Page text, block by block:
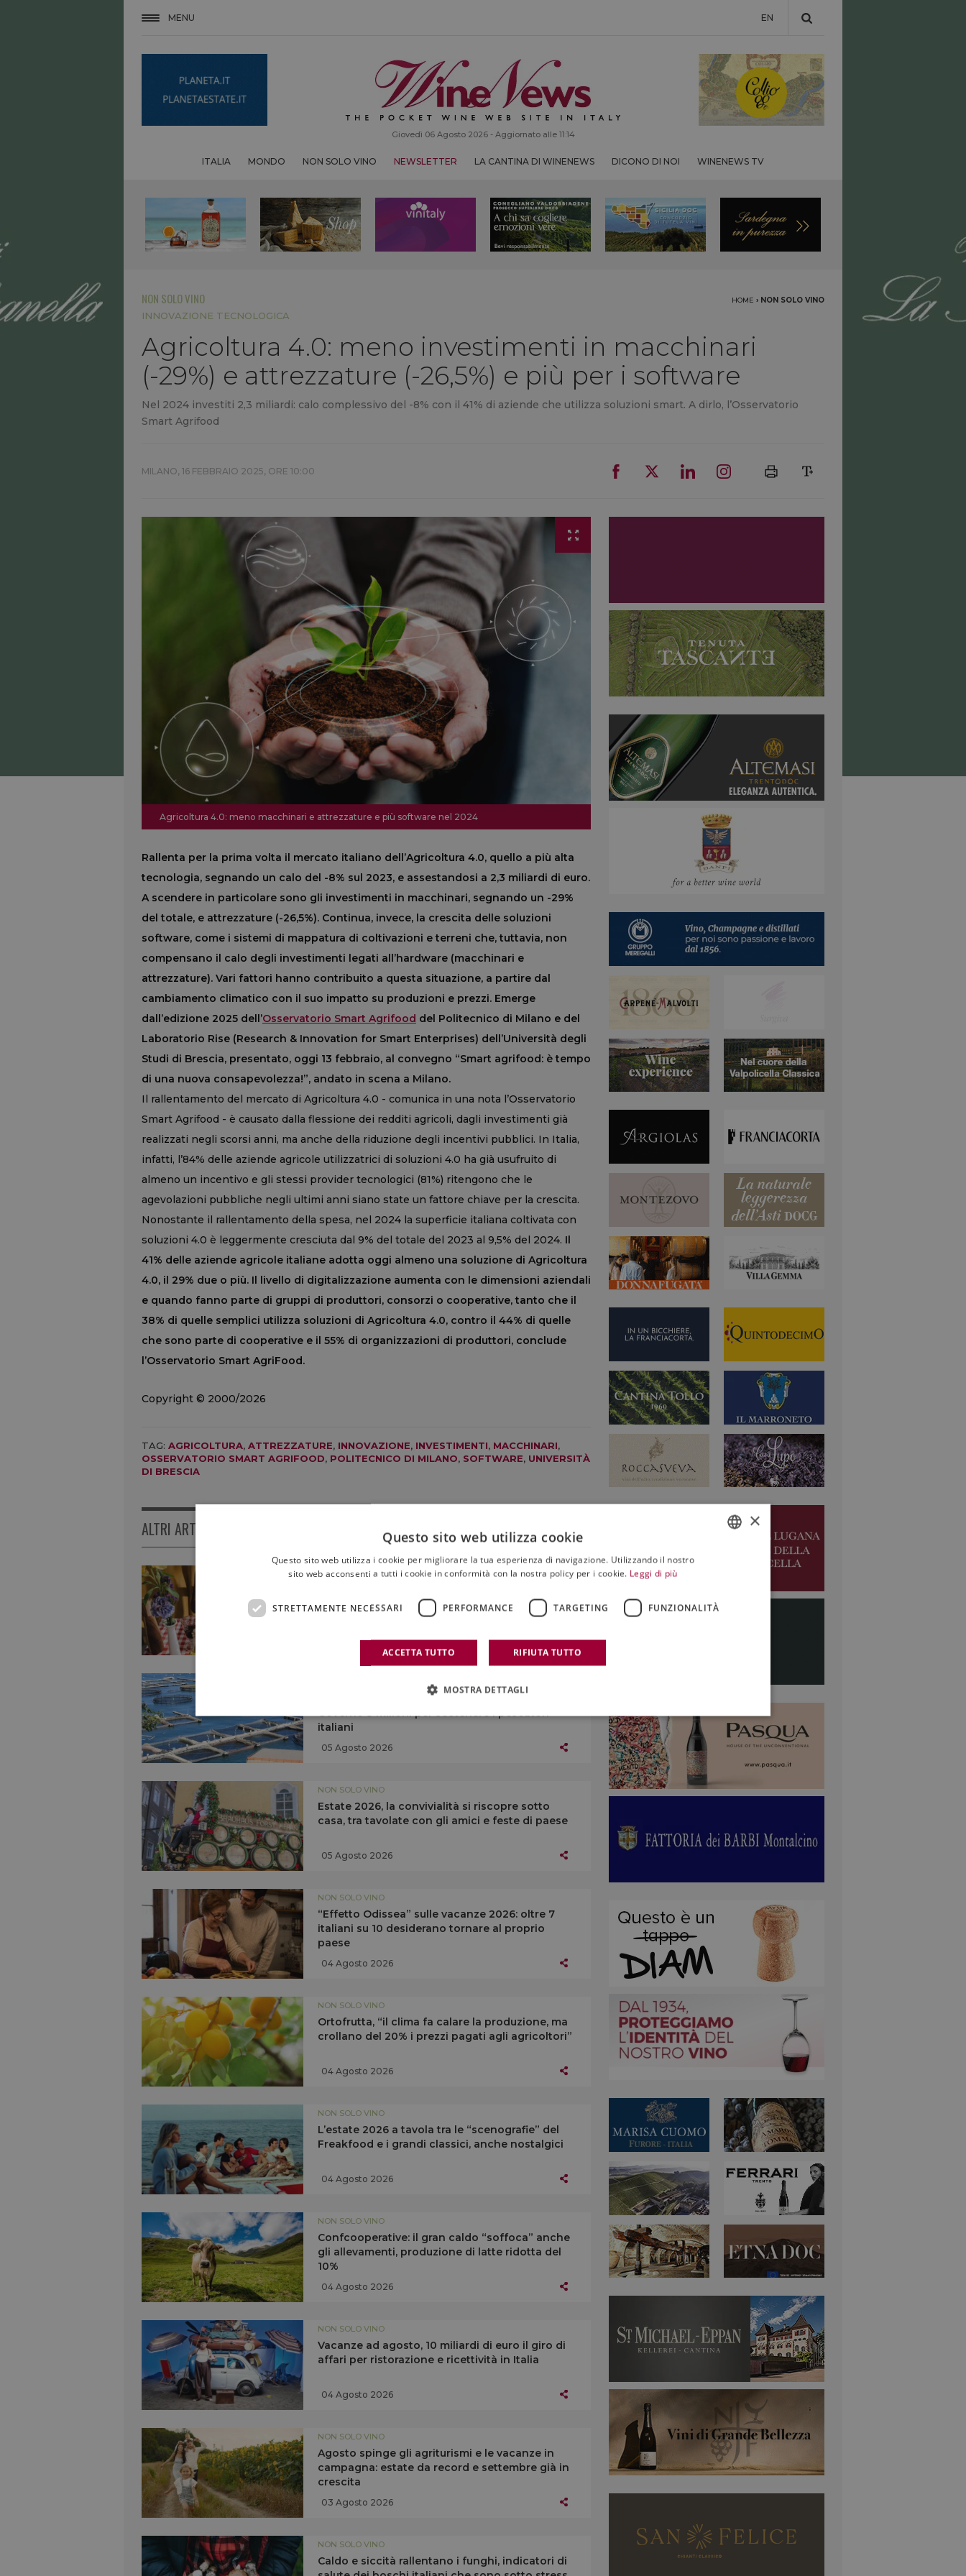
MENU EN
Giovedì 06 Agosto 2026 - Aggiornato alle 11:14
ITALIA MONDO NON SOLO VINO NEWSLETTER LA CANTINA DI WINENEWS DICONO DI NOI WINENEWS TV
NON SOLO VINO HOME › NON SOLO VINO
INNOVAZIONE TECNOLOGICA
Agricoltura 4.0: meno investimenti in macchinari
(-29%) e attrezzature (-26,5%) e più per i software
Nel 2024 investiti 2,3 miliardi: calo complessivo del -8% con il 41% di aziende che utilizza soluzioni smart. A dirlo, l’Osservatorio
Smart Agrifood
MILANO, 16 FEBBRAIO 2025, ORE 10:00
Agricoltura 4.0: meno macchinari e attrezzature e più software nel 2024
Rallenta per la prima volta il mercato italiano dell’Agricoltura 4.0, quello a più alta
tecnologia, segnando un calo del -8% sul 2023, e assestandosi a 2,3 miliardi di euro.
A scendere in particolare sono gli investimenti in macchinari, segnando un -29%
del totale, e attrezzature (-26,5%). Continua, invece, la crescita delle soluzioni
software, come i sistemi di mappatura di coltivazioni e terreni che, tuttavia, non
compensano il calo degli investimenti legati all’hardware (macchinari e
attrezzature). Vari fattori hanno contribuito a questa situazione, a partire dal
cambiamento climatico con il suo impatto su produzioni e prezzi. Emerge
dall’edizione 2025 dell’Osservatorio Smart Agrifood del Politecnico di Milano e del
Laboratorio Rise (Research & Innovation for Smart Enterprises) dell’Università degli
Studi di Brescia, presentato, oggi 13 febbraio, al convegno “Smart agrifood: è tempo
di una nuova consapevolezza!”, andato in scena a Milano.
Il rallentamento del mercato di Agricoltura 4.0 - comunica in una nota l’Osservatorio
Smart Agrifood - è causato dalla flessione dei redditi agricoli, dagli investimenti già
realizzati negli scorsi anni, ma anche della riduzione degli incentivi pubblici. In Italia,
infatti, l’84% delle aziende agricole utilizzatrici di soluzioni 4.0 ha già usufruito di
almeno un incentivo e gli stessi provider tecnologici (81%) ritengono che le
agevolazioni pubbliche negli ultimi anni siano state un fattore chiave per la crescita.
Nonostante il rallentamento della spesa, nel 2024 la superficie italiana coltivata con
soluzioni 4.0 è leggermente cresciuta dal 9% del totale del 2023 al 9,5% del 2024. Il
41% delle aziende agricole italiane adotta oggi almeno una soluzione di Agricoltura
4.0, il 29% due o più. Il livello di digitalizzazione aumenta con le dimensioni aziendali
e quando fanno parte di gruppi di produttori, consorzi o cooperative, tanto che il
38% di quelle semplici utilizza soluzioni di Agricoltura 4.0, contro il 44% di quelle
che sono parte di cooperative e il 55% di organizzazioni di produttori, conclude
l’Osservatorio Smart AgriFood.
Copyright © 2000/2026
TAG: AGRICOLTURA, ATTREZZATURE, INNOVAZIONE, INVESTIMENTI, MACCHINARI,
OSSERVATORIO SMART AGRIFOOD, POLITECNICO DI MILANO, SOFTWARE, UNIVERSITÀ
DI BRESCIA
ALTRI ARTICOLI
NON SOLO VINO
promuove la prevenzione sulle tavole italiane
06 Agosto 2026
Il mare “bollente” minaccia l’acquacoltura: dal
Governo 3 milioni per sostenere i pescatori
italiani
05 Agosto 2026
NON SOLO VINO
Estate 2026, la convivialità si riscopre sotto
casa, tra tavolate con gli amici e feste di paese
05 Agosto 2026
NON SOLO VINO
“Effetto Odissea” sulle vacanze 2026: oltre 7
italiani su 10 desiderano tornare al proprio
paese
04 Agosto 2026
NON SOLO VINO
Ortofrutta, “il clima fa calare la produzione, ma
crollano del 20% i prezzi pagati agli agricoltori”
04 Agosto 2026
NON SOLO VINO
L’estate 2026 a tavola tra le “scenografie” del
Freakfood e i grandi classici, anche nostalgici
04 Agosto 2026
NON SOLO VINO
Confcooperative: il gran caldo “soffoca” anche
gli allevamenti, produzione di latte ridotta del
10%
04 Agosto 2026
NON SOLO VINO
Vacanze ad agosto, 10 miliardi di euro il giro di
affari per ristorazione e ricettività in Italia
04 Agosto 2026
NON SOLO VINO
Agosto spinge gli agriturismi e le vacanze in
campagna: estate da record e settembre già in
crescita
03 Agosto 2026
NON SOLO VINO
Caldo e siccità rallentano i funghi, indicatori di
×
Questo sito web utilizza cookie
Questo sito web utilizza i cookie per migliorare la tua esperienza di navigazione. Utilizzando il nostro
sito web acconsenti a tutti i cookie in conformità con la nostra policy per i cookie. Leggi di più
STRETTAMENTE NECESSARI PERFORMANCE TARGETING FUNZIONALITÀ
ACCETTA TUTTO RIFIUTA TUTTO
MOSTRA DETTAGLI